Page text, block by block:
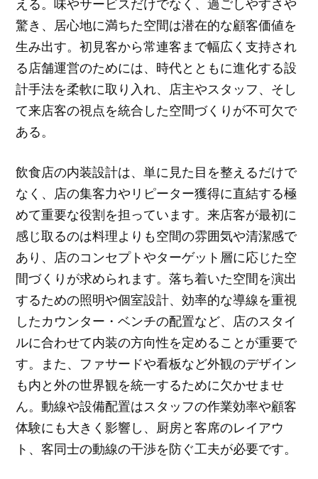
える。味やサービスだけでなく、過ごしやすさや
驚き、居心地に満ちた空間は潜在的な顧客価値を
生み出す。初見客から常連客まで幅広く支持され
る店舗運営のためには、時代とともに進化する設
計手法を柔軟に取り入れ、店主やスタッフ、そし
て来店客の視点を統合した空間づくりが不可欠で
ある。
飲食店の内装設計は、単に見た目を整えるだけで
なく、店の集客力やリピーター獲得に直結する極
めて重要な役割を担っています。来店客が最初に
感じ取るのは料理よりも空間の雰囲気や清潔感で
あり、店のコンセプトやターゲット層に応じた空
間づくりが求められます。落ち着いた空間を演出
するための照明や個室設計、効率的な導線を重視
したカウンター・ベンチの配置など、店のスタイ
ルに合わせて内装の方向性を定めることが重要で
す。また、ファサードや看板など外観のデザイン
も内と外の世界観を統一するために欠かせませ
ん。動線や設備配置はスタッフの作業効率や顧客
体験にも大きく影響し、厨房と客席のレイアウ
ト、客同士の動線の干渉を防ぐ工夫が必要です。